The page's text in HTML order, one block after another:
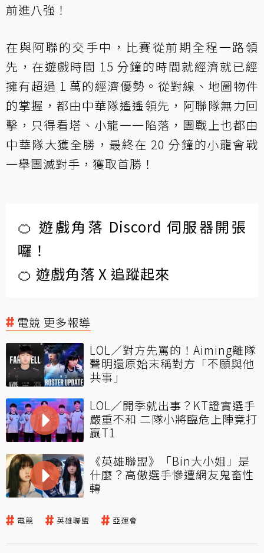
前進八強！
在與阿聯的交手中，比賽從前期全程一路領
先，在遊戲時間 15 分鐘的時間就經濟就已經
擁有超過 1 萬的經濟優勢。從對線、地圖物件
的掌握，都由中華隊遙遙領先，阿聯隊無力回
擊，只得看塔、小龍一一陷落，團戰上也都由
中華隊大獲全勝，最終在 20 分鐘的小龍會戰
一舉團滅對手，獲取首勝！
🍊 遊戲角落 Discord 伺服器開張
囉！
🍊 遊戲角落 X 追蹤起來
電競 更多報導
LOL／對方先罵的！Aiming離隊
聲明還原始末稱對方「不願與他
共事」
LOL／開季就出事？KT證實選手
嚴重不和 二隊小將臨危上陣竟打
贏T1
《英雄聯盟》「Bin大小姐」是
什麼？高傲選手慘遭網友鬼畜性
轉
電競 英雄聯盟 亞運會